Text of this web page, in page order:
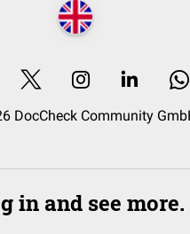
DocCheck Community
in and see more.